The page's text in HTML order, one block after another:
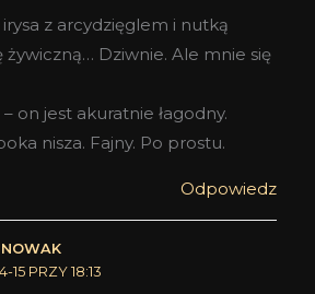
z arcydzięglem i nutką
żywiczną… Dziwnie. Ale mnie się
on jest akuratnie łagodny.
nisza. Fajny. Po prostu.
Odpowiedz
15 PRZY 18:13